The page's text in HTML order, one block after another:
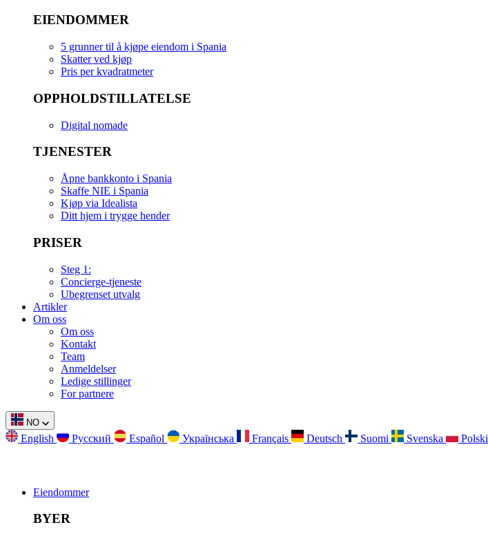
EIENDOMMER
5 grunner til å kjøpe eiendom i Spania
Skatter ved kjøp
Pris per kvadratmeter
OPPHOLDSTILLATELSE
Digital nomade
TJENESTER
Åpne bankkonto i Spania
Skaffe NIE i Spania
Kjøp via Idealista
Ditt hjem i trygge hender
PRISER
Steg 1:
Concierge-tjeneste
Ubegrenset utvalg
Artikler
Om oss
Om oss
Kontakt
Team
Anmeldelser
Ledige stillinger
For partnere
NO
English Русский Español Українська Français Deutsch Suomi Svenska Polski
Eiendommer
BYER